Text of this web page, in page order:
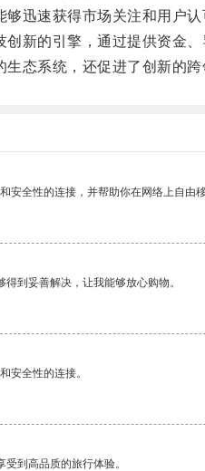
速获得市场关注和用户认
的引擎，通过提供资金、
系统，还促进了创新的跨
安全性的连接，并帮助你在网络上自由移
到妥善解决，让我能够放心购物。
安全性的连接。
到高品质的旅行体验。